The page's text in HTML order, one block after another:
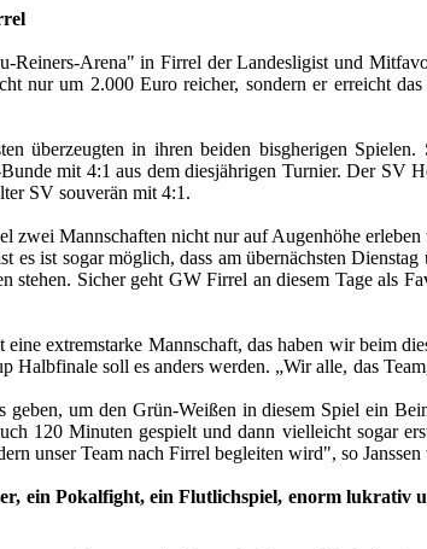
Reiners-Arena" in Firrel der Landesligist und
nur um 2.000 Euro reicher, sondern er erreicht
überzeugten in ihren beiden bisgherigen
mit 4:1 aus dem diesjährigen Turnier. Der SV
SV souverän mit 4:1.
Mannschaften nicht nur auf Augenhöhe erleben
es ist sogar möglich, dass am übernächsten
Sicher geht GW Firrel an diesem Tage als
extremstarke Mannschaft, das haben wir beim
soll es anders werden. „Wir alle, das
um den Grün-Weißen in diesem Spiel ein
120 Minuten gespielt und dann vielleicht sogar
unser Team nach Firrel begleiten wird", so Janssen
ein Pokalfight, ein Flutlichspiel, enorm lukrativ